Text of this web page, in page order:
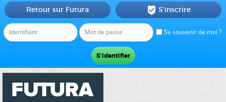
Se souvenir de moi ?
Retour sur Futura  S'inscrire